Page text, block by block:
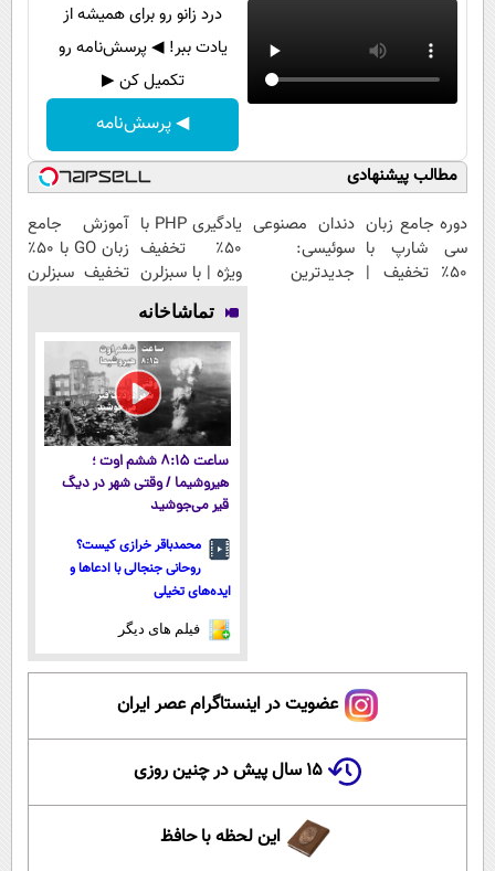
درد زانو رو برای همیشه از
یادت ببر! ◀ پرسش‌نامه رو
تکمیل کن ▶
◀ پرسش‌نامه
مطالب پیشنهادی
دوره جامع زبان
سی شارپ با
۵۰٪ تخفیف |
دندان مصنوعی
سوئیسی:
جدیدترین
یادگیری PHP با
۵۰٪ تخفیف
ویژه | با سبزلرن
برنامه نویس شو
آموزش جامع
زبان GO با ۵۰٪
تخفیف سبزلرن
تماشاخانه
ساعت ۸:۱۵ ششم اوت ؛
هیروشیما / وقتی شهر در دیگ
قیر می‌جوشید
محمدباقر خرازی کیست؟
روحانی جنجالی با ادعاها و
ایده‌های تخیلی
فیلم های دیگر
عضویت در اینستاگرام عصر ایران
۱۵ سال پیش در چنین روزی
این لحظه با حافظ